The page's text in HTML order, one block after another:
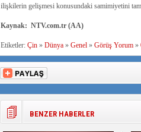
ilişkilerin gelişmesi konusundaki samimiyetini
Kaynak: NTV.com.tr (AA)
Etiketler: Çin» Dünya» Genel» Görüş Yorum»
BENZER HABERLER